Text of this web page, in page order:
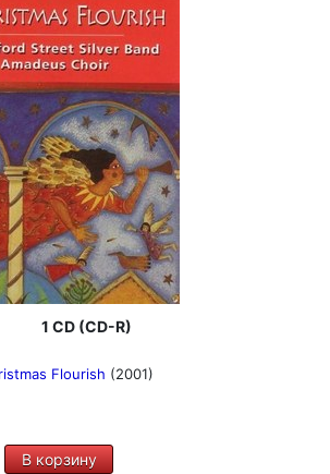
1 CD (CD-R)
Flourish (2001)
В корзину